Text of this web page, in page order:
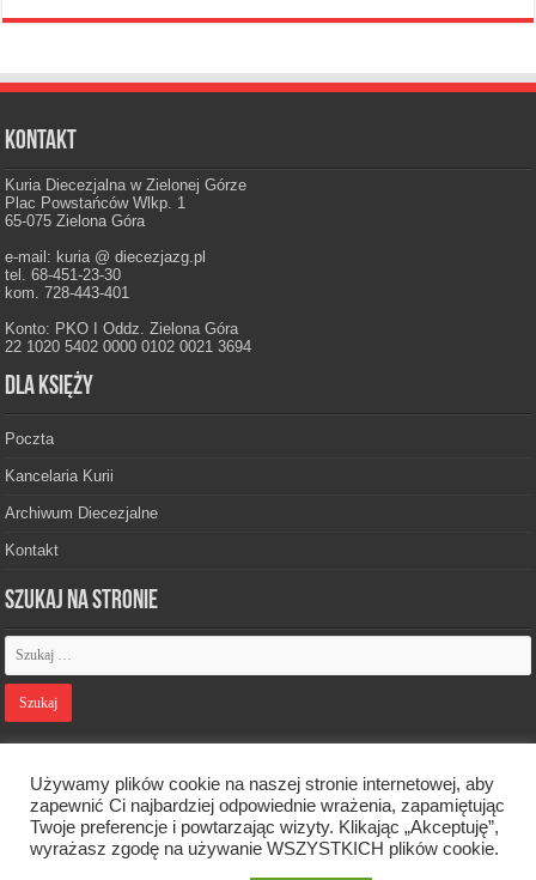
Kontakt
Kuria Diecezjalna w Zielonej Górze
Plac Powstańców Wlkp. 1
65-075 Zielona Góra
e-mail: kuria @ diecezjazg.pl
tel. 68-451-23-30
kom. 728-443-401
Konto: PKO I Oddz. Zielona Góra
22 1020 5402 0000 0102 0021 3694
Dla księży
Poczta
Kancelaria Kurii
Archiwum Diecezjalne
Kontakt
Szukaj na stronie
Designed by Webdawid
Używamy plików cookie na naszej stronie internetowej, aby
zapewnić Ci najbardziej odpowiednie wrażenia, zapamiętując
Twoje preferencje i powtarzając wizyty. Klikając „Akceptuję”,
wyrażasz zgodę na używanie WSZYSTKICH plików cookie.